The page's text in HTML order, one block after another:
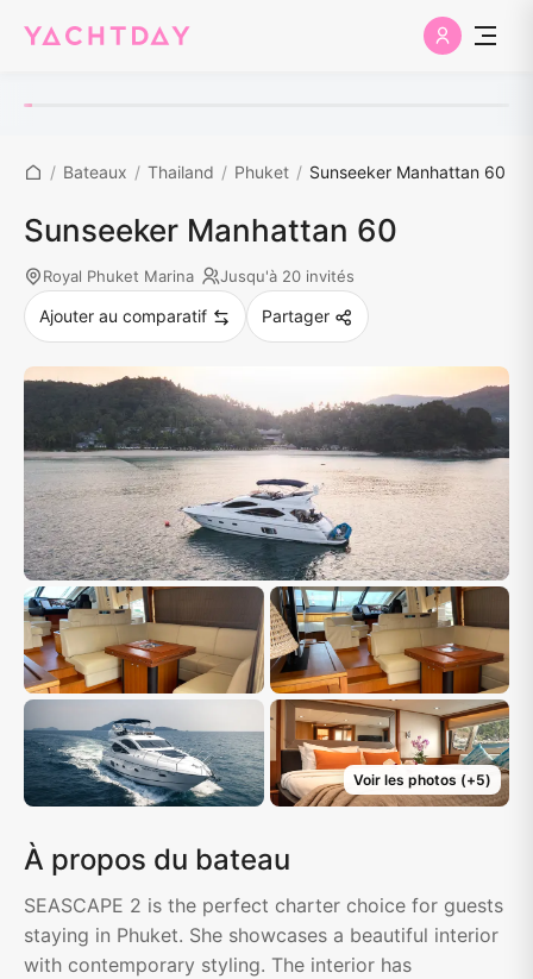
/ Bateaux / Thailand / Phuket / Sunseeker Manhattan 60
Sunseeker Manhattan 60
Royal Phuket Marina Jusqu'à 20 invités
Ajouter au comparatif Partager
Voir les photos (+5)
À propos du bateau
SEASCAPE 2 is the perfect charter choice for guests
staying in Phuket. She showcases a beautiful interior
with contemporary styling. The interior has